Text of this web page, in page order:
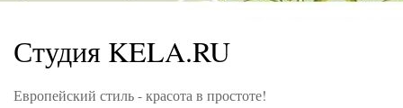
Студия KELA.RU
Европейский стиль - красота в простоте!